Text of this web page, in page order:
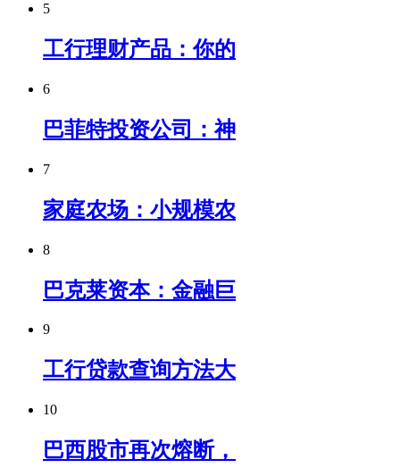
5
工行理财产品：你的
6
巴菲特投资公司：神
7
家庭农场：小规模农
8
巴克莱资本：金融巨
9
工行贷款查询方法大
10
巴西股市再次熔断，